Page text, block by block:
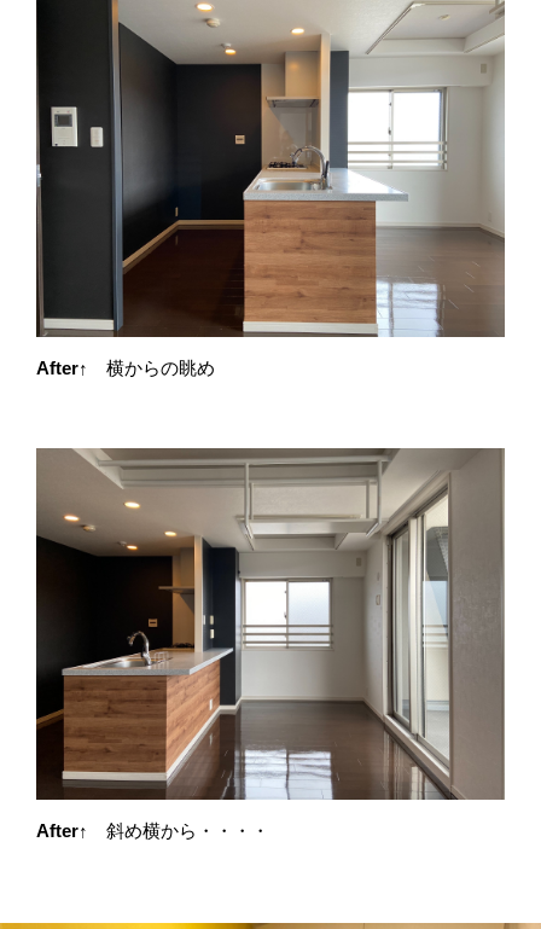
After↑ 横からの眺め
After↑ 斜め横から・・・・